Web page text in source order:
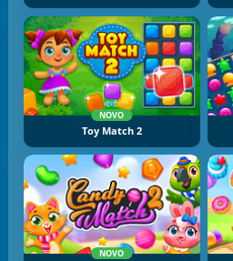
NOVO
Toy Match 2
NOVO